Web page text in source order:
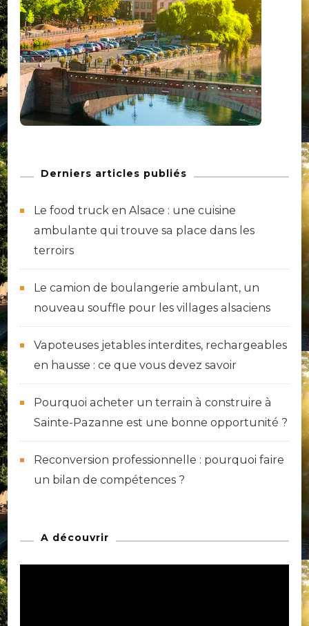
Derniers articles publiés
Le food truck en Alsace : une cuisine
ambulante qui trouve sa place dans les
terroirs
Le camion de boulangerie ambulant, un
nouveau souffle pour les villages alsaciens
Vapoteuses jetables interdites, rechargeables
en hausse : ce que vous devez savoir
Pourquoi acheter un terrain à construire à
Sainte-Pazanne est une bonne opportunité ?
Reconversion professionnelle : pourquoi faire
un bilan de compétences ?
A découvrir